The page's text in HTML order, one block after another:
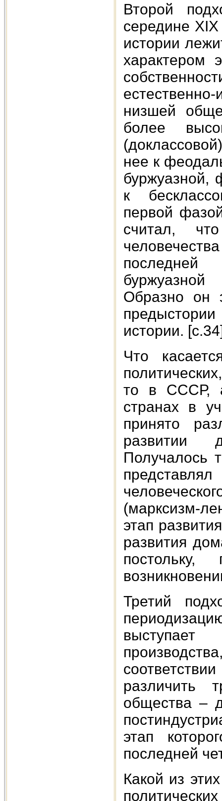
Второй
середине
истории
характером
низшей
более
нее к
буржуазной,
к
первой
считал,
последней
Образно он
истории.
Что
то в СССР, а
странах в
принято
развитии
Получалось
(марксизм-
этап
развития
Третий
различить
общества –
этап
последней
Какой из